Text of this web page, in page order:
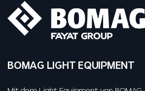
BOMAG LIGHT EQUIPMENT